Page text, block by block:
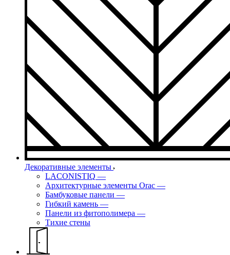
Декоративные элементы
LACONISTIQ —
Архитектурные элементы Orac —
Бамбуковые панели —
Гибкий камень —
Панели из фитополимера —
Тихие стены